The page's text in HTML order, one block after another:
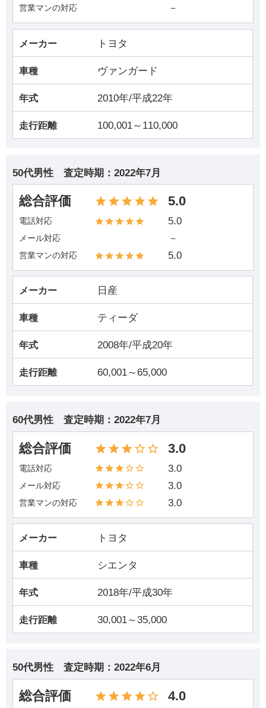
営業マンの対応 －
メーカー トヨタ
車種 ヴァンガード
年式 2010年/平成22年
走行距離 100,001～110,000
50代男性 査定時期： 2022年7月
総合評価 5.0
電話対応 5.0
メール対応 －
営業マンの対応 5.0
メーカー 日産
車種 ティーダ
年式 2008年/平成20年
走行距離 60,001～65,000
60代男性 査定時期： 2022年7月
総合評価 3.0
電話対応 3.0
メール対応 3.0
営業マンの対応 3.0
メーカー トヨタ
車種 シエンタ
年式 2018年/平成30年
走行距離 30,001～35,000
50代男性 査定時期： 2022年6月
総合評価 4.0